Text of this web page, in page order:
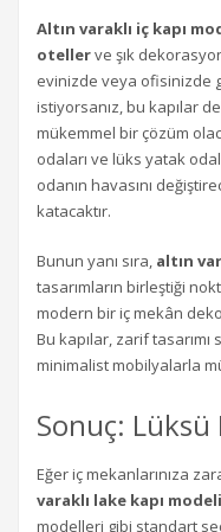
Altın varaklı iç kapı
otellerve şık
evinizde veya ofisinizde
istiyorsanız, bu kapılar
mükemmel bir çözüm
odaları ve lüks yatak
odanın havasını
katacaktır.
Bunun yanı sıra, altın
tasarımların birleştiği
modern bir iç mekân
Bu kapılar, zarif
minimalist mobilyalarla
Sonuç: Lüksü
Eğer iç mekanlarınıza
varaklı lake kapı modeli
modelleri gibi standart